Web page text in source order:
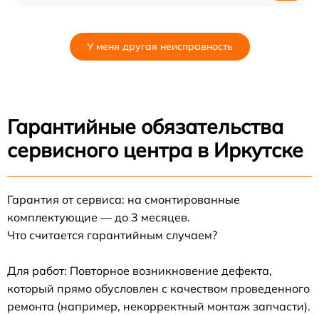
У меня другая неисправность
Гарантийные обязательства
сервисного центра в Иркутске
Гарантия от сервиса: на смонтированные
комплектующие — до 3 месяцев.
Что считается гарантийным случаем?
Для работ: Повторное возникновение дефекта,
который прямо обусловлен с качеством проведенного
ремонта (например, некорректный монтаж запчасти).